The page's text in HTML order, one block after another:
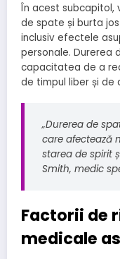
În acest subcapitol,
de spate și burta
inclusiv efectele
personale. Durerea
capacitatea de a
de timpul liber și de
„Durerea de
care afectează
starea de spirit
Smith, medic
Factorii de
medicale